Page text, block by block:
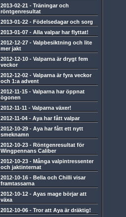
2013-02-21 - Träningar och
röntgenresultat
2013-01-22 - Födelsedagar och sorg
2013-01-07 - Alla valpar har flyttat!
2012-12-27 - Valpbesiktning och lite
mer jakt
2012-12-10 - Valparna är drygt fem
veckor
2012-12-02 - Valparna är fyra veckor
och 1:a advent
2012-11-15 - Valparna har öppnat
ögonen
2012-11-11 - Valparna växer!
2012-11-04 - Aya har fått valpar
2012-10-29 - Aya har fått ett nytt
smeknamn
2012-10-23 - Röntgenresultat för
Wingpennans Caliber
2012-10-23 - Många valpintressenter
och jaktinternat
2012-10-16 - Bella och Chilli visar
framtassarna
2012-10-12 - Ayas mage börjar att
växa
2012-10-06 - Tror att Aya är dräktig!